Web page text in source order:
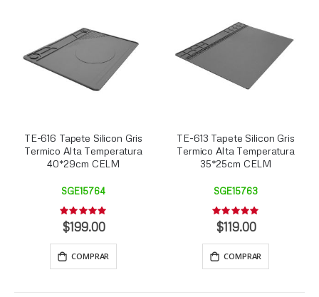
TE-616 Tapete Silicon Gris
Termico Alta Temperatura
40*29cm CELM
SGE15764
Rating:
0%
$199.00
COMPRAR
TE-613 Tapete Silicon Gris
Termico Alta Temperatura
35*25cm CELM
SGE15763
Rating:
0%
$119.00
COMPRAR